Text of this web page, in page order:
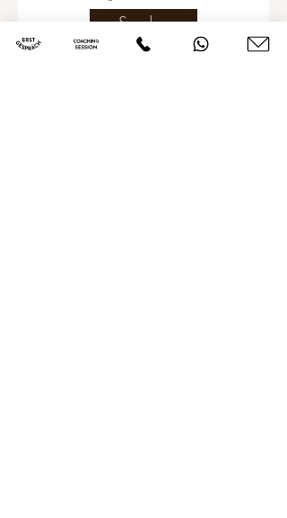
Senden